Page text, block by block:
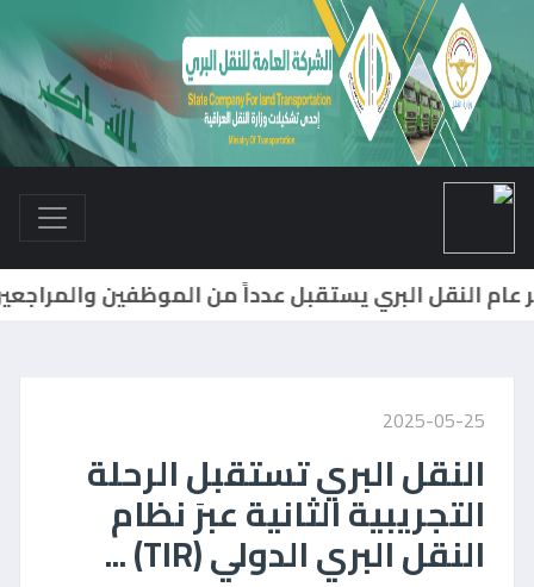
مدير عام النقل البري يترأس إجتماعاً لمديري أقسام الشركة وفروعها واللجان الرئيسية...
2025-05-25
النقل البري تستقبل الرحلة
التجريبية الثانية عبرَ نظام
النقل البري الدولي (TIR) ...